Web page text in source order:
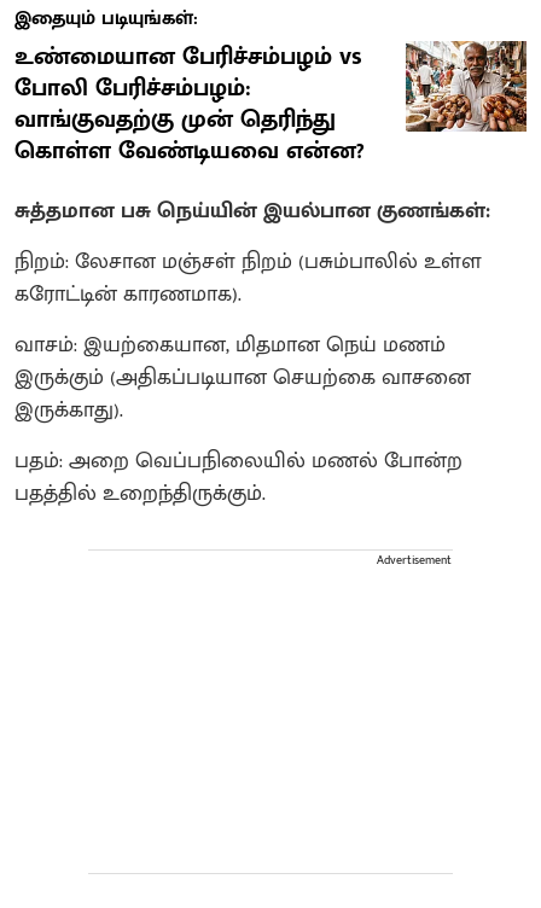
இதையும் படியுங்கள்:
உண்மையான பேரிச்சம்பழம் vs
போலி பேரிச்சம்பழம்:
வாங்குவதற்கு முன் தெரிந்து
கொள்ள வேண்டியவை என்ன?
சுத்தமான பசு நெய்யின் இயல்பான குணங்கள்:
நிறம்: லேசான மஞ்சள் நிறம் (பசும்பாலில் உள்ள
கரோட்டின் காரணமாக).
வாசம்: இயற்கையான, மிதமான நெய் மணம்
இருக்கும் (அதிகப்படியான செயற்கை வாசனை
இருக்காது).
பதம்: அறை வெப்பநிலையில் மணல் போன்ற
பதத்தில் உறைந்திருக்கும்.
Advertisement